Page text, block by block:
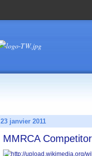
23 janvier 2011
MMRCA